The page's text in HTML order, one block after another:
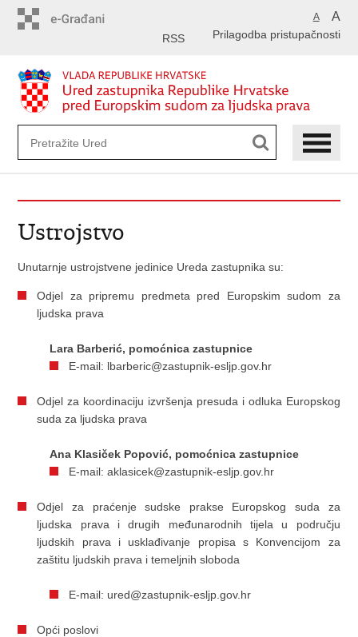
A A
Prilagodba pristupačnosti
RSS
Ustrojstvo
Unutarnje ustrojstvene jedinice Ureda zastupnika su:
Odjel za pripremu predmeta pred Europskim sudom za
ljudska prava
Lara Barberić, pomoćnica zastupnice
E-mail: lbarberic@zastupnik-esljp.gov.hr
Odjel za koordinaciju izvršenja presuda i odluka Europskog
suda za ljudska prava
Ana Klasiček Popović, pomoćnica zastupnice
E-mail: aklasicek@zastupnik-esljp.gov.hr
Odjel za praćenje sudske prakse Europskog suda za
ljudska prava i drugih međunarodnih tijela u području
ljudskih prava i usklađivanje propisa s Konvencijom za
zaštitu ljudskih prava i temeljnih sloboda
E-mail: ured@zastupnik-esljp.gov.hr
Opći poslovi